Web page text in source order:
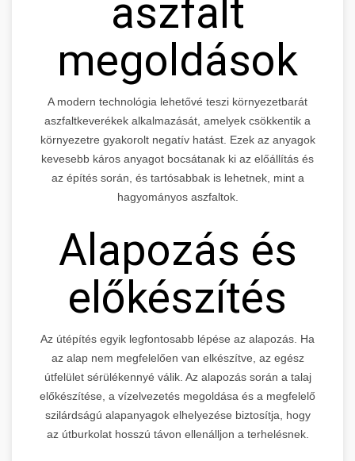
aszfalt
megoldások
A modern technológia lehetővé teszi környezetbarát
aszfaltkeverékek alkalmazását, amelyek csökkentik a
környezetre gyakorolt negatív hatást. Ezek az anyagok
kevesebb káros anyagot bocsátanak ki az előállítás és
az építés során, és tartósabbak is lehetnek, mint a
hagyományos aszfaltok.
Alapozás és
előkészítés
Az útépítés egyik legfontosabb lépése az alapozás. Ha
az alap nem megfelelően van elkészítve, az egész
útfelület sérülékennyé válik. Az alapozás során a talaj
előkészítése, a vízelvezetés megoldása és a megfelelő
szilárdságú alapanyagok elhelyezése biztosítja, hogy
az útburkolat hosszú távon ellenálljon a terhelésnek.